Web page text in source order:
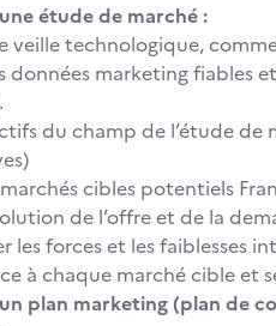
étude de marché :
veille technologique,
données marketing fiables
du champ de l’étude
cibles potentiels
de l’offre et de la
les forces et les faiblesses
à chaque marché cible et
plan marketing (plan de